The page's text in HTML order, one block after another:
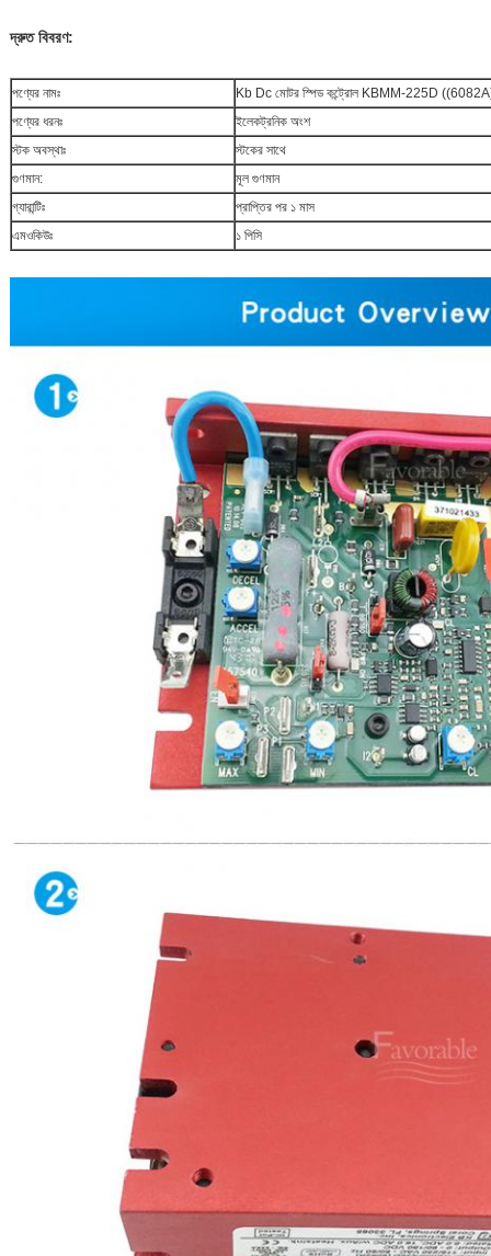
দ্রুত বিবরণ:
পণ্যের নামঃ
Kb Dc মোটর স্পিড কন্ট্রোল KBMM-225D
পণ্যের ধরনঃ
ইলেকট্রনিক অংশ
স্টক অবস্থাঃ
স্টকের সাথে
গুণমান:
মূল গুণমান
গ্যারান্টিঃ
প্রাপ্তির পর ১ মাস
এমওকিউঃ
১ পিসি